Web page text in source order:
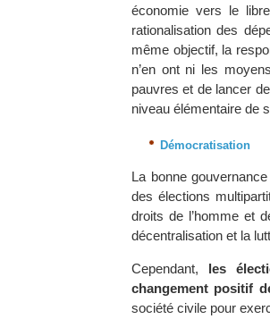
économie vers le
rationalisation des
même objectif, la
n’en ont ni les
pauvres et de lancer
niveau élémentaire de
Démocratisation
La bonne
des élections
droits de l’homme et
décentralisation et la
Cependant, les
changement positif
société civile pour